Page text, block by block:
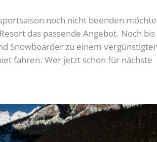
noch nicht beenden
das passende Angebot. Noch
Snowboarder zu einem
fahren. Wer jetzt schon für nächste